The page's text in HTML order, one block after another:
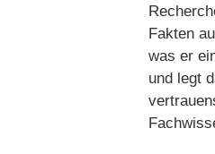
Fakten
was er
und legt